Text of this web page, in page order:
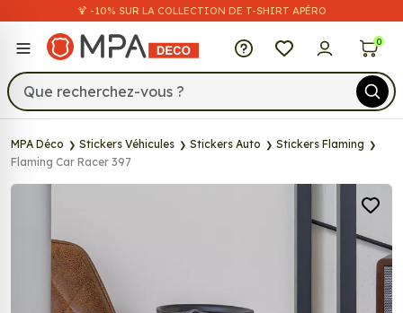
🍹 -10% SUR LA COLLECTION DE T-SHIRT APÉRO
MPA Déco 0
MPA Déco Stickers Véhicules Stickers Auto
Stickers Flaming
Flaming Car Racer 397